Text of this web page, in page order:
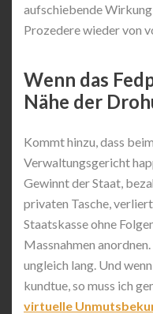
aufschiebende
Prozedere wieder von
Wenn das
Nähe der
Kommt hinzu, dass
Verwaltungsgericht
Gewinnt der Staat,
privaten Tasche,
Staatskasse ohne
Massnahmen
ungleich lang. Und
kundtue, so muss ich
virtuelle